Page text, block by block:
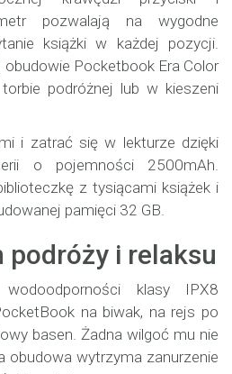
pozwalają na wygodne
książki w każdej pozycji.
obudowie Pocketbook Era Color
podróżnej lub w kieszeni
i zatrać się w lekturze dzięki
o pojemności 2500mAh.
z tysiącami książek i
pamięci 32 GB.
podróży i relaksu
klasy IPX8
na biwak, na rejs po
basen. Żadna wilgoć mu nie
obudowa wytrzyma zanurzenie